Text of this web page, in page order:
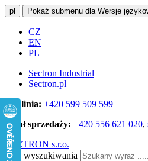
pl Pokaż submenu dla Wersje
CZ
EN
PL
Sectron Industrial
Sectron.pl
Infolinia: +420 599 509 599
Dział sprzedaży: +420 556 621 020,
SECTRON s.r.o.
Pole wyszukiwania